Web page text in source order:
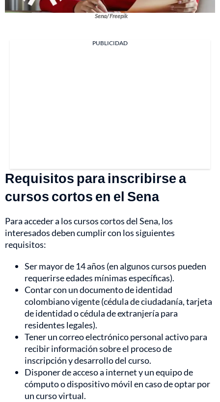
Sena/ Freepik
PUBLICIDAD
Requisitos para inscribirse a
cursos cortos en el Sena
Para acceder a los cursos cortos del Sena, los
interesados deben cumplir con los siguientes
requisitos:
Ser mayor de 14 años (en algunos cursos pueden
requerirse edades mínimas específicas).
Contar con un documento de identidad
colombiano vigente (cédula de ciudadanía, tarjeta
de identidad o cédula de extranjería para
residentes legales).
Tener un correo electrónico personal activo para
recibir información sobre el proceso de
inscripción y desarrollo del curso.
Disponer de acceso a internet y un equipo de
cómputo o dispositivo móvil en caso de optar por
un curso virtual.